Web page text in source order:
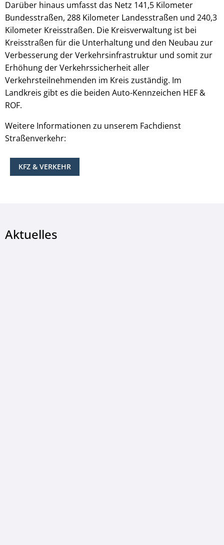
Darüber hinaus umfasst das Netz 141,5 Kilometer
Bundesstraßen, 288 Kilometer Landesstraßen und 240,3
Kilometer Kreisstraßen. Die Kreisverwaltung ist bei
Kreisstraßen für die Unterhaltung und den Neubau zur
Verbesserung der Verkehrsinfrastruktur und somit zur
Erhöhung der Verkehrssicherheit aller
Verkehrsteilnehmenden im Kreis zuständig. Im
Landkreis gibt es die beiden Auto-Kennzeichen HEF &
ROF.
Weitere Informationen zu unserem Fachdienst
Straßenverkehr:
KFZ & VERKEHR
Aktuelles